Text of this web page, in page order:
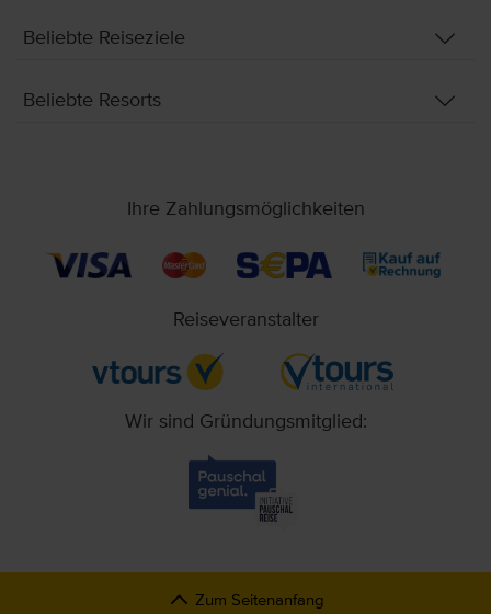
Beliebte Reiseziele
Beliebte Resorts
Ihre Zahlungsmöglichkeiten
Reiseveranstalter
Wir sind Gründungsmitglied:
Zum Seitenanfang